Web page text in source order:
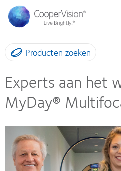
Overslaan
naar
de
inhoud
gaan
Producten zoeken
Experts aan het
MyDay®